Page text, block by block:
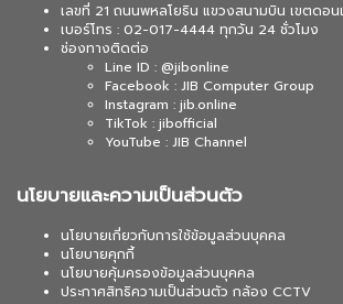
เลขที่ 21 ถนนพหลโยธิน แขวงสนามบิน เขตดอน
เบอร์โทร : 02-017-4444 ทุกวัน 24 ชั่วโมง
ช่องทางติดต่อ
Line ID : @jibonline
Facebook : JIB Computer Group
Instagram : jib.online
TikTok : jibofficial
YouTube : JIB Channel
นโยบายและความเป็นส่วนตัว
นโยบายเกี่ยวกับการใช้ข้อมูลส่วนบุคคล
นโยบายคุกกี้
นโยบายคุ้มครองข้อมูลส่วนบุคคล
ประกาศสิทธิความเป็นส่วนตัว กล้อง CCTV